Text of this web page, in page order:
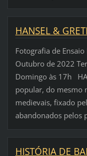
HANSEL &
Fotografia de Ensaio
Outubro de 2022
Domingo às 17h
popular, do mesmo
medievais, fixado
abandonados pelos
HISTÓRIA DE